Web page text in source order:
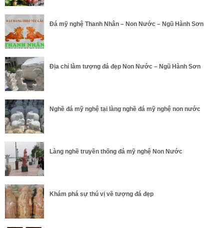
Đá mỹ nghệ Thanh Nhân – Non Nước – Ngũ Hành Sơn
Địa chỉ làm tượng đá đẹp Non Nước – Ngũ Hành Sơn
Nghề đá mỹ nghệ tại làng nghề đá mỹ nghệ non nước
Làng nghề truyền thống đá mỹ nghệ Non Nước
Khám phá sự thú vị về tượng đá đẹp